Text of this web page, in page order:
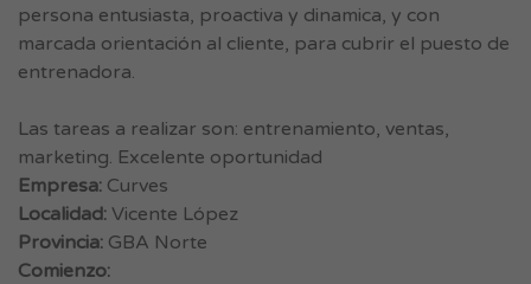
persona entusiasta, proactiva y dinamica, y con
marcada orientación al cliente, para cubrir el puesto de
entrenadora.
Las tareas a realizar son: entrenamiento, ventas,
marketing. Excelente oportunidad
Empresa: Curves
Localidad: Vicente López
Provincia: GBA Norte
Comienzo: